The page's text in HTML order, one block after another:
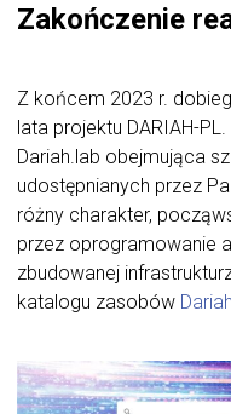
Zakończenie
Z końcem 2023 r.
lata projektu DARIAH-
Dariah.lab obejmująca
udostępnianych przez
różny charakter,
przez oprogramowanie
zbudowanej
katalogu zasobów